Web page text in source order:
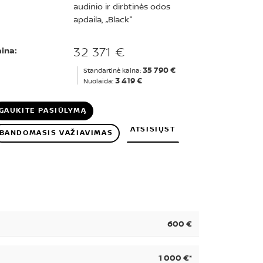
audinio ir dirbtinės odos
apdaila, „Black"
32 371 €
Standartinė kaina: 35 790 €
Nuolaida: 3 419 €
PASIŪLYMĄ
VAŽIAVIMAS ATSISIŲST
600 €
1 000 €*